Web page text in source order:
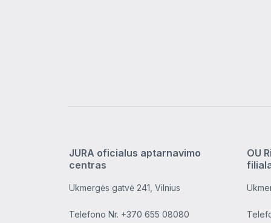
JURA oficialus aptarnavimo
centras
Ukmergės gatvė 241, Vilnius
Telefono Nr. +370 655 08080
OU